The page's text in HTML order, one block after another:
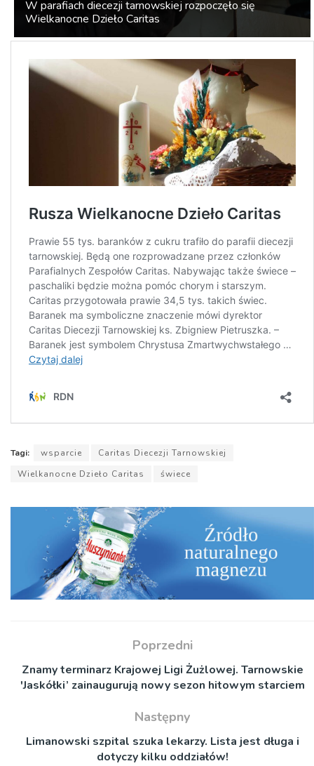
W parafiach diecezji tarnowskiej rozpoczęło się
Wielkanocne Dzieło Caritas
Tagi: wsparcie
Caritas Diecezji Tarnowskiej
Wielkanocne Dzieło Caritas
świece
Poprzedni
Znamy terminarz Krajowej Ligi Żużlowej. Tarnowskie
'Jaskółki’ zainaugurują nowy sezon hitowym starciem
Następny
Limanowski szpital szuka lekarzy. Lista jest długa i
dotyczy kilku oddziałów!